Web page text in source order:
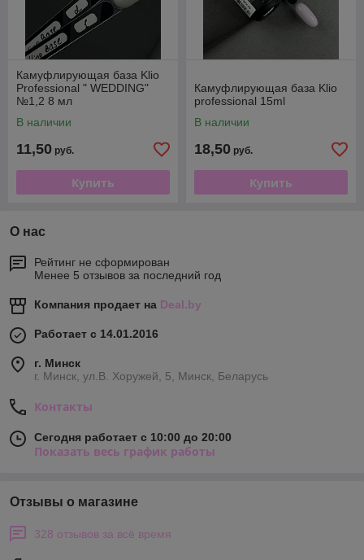
Камуфлирующая база Klio
Professional " WEDDING"
№1,2 8 мл
В наличии
11,50 руб.
Купить
Камуфлирующая база Klio
professional 15ml
В наличии
18,50 руб.
Купить
О нас
Рейтинг не сформирован
Менее 5 отзывов за последний год
Компания продает на Deal.by
Работает с 14.01.2016
г. Минск
г. Минск, ул.В. Хоружей, 5, Минск, Беларусь
Контакты
Сегодня работает с 10:00 до 20:00
Показать весь график работы
Отзывы о магазине
328 отзывов за всё время